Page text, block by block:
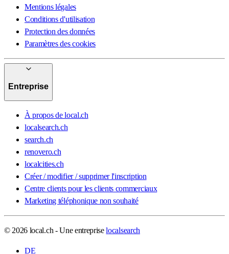
Mentions légales
Conditions d'utilisation
Protection des données
Paramètres des cookies
Entreprise
À propos de local.ch
localsearch.ch
search.ch
renovero.ch
localcities.ch
Créer / modifier / supprimer l'inscription
Centre clients pour les clients commerciaux
Marketing téléphonique non souhaité
© 2026 local.ch - Une entrepriselocalsearch
DE